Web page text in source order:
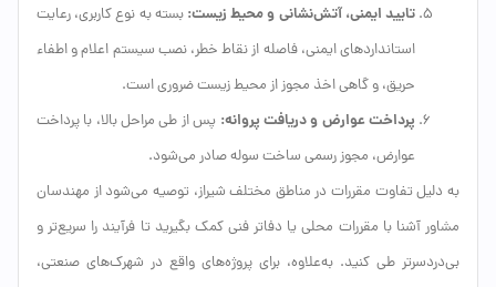
تایید ایمنی، آتش‌نشانی و محیط زیست: بسته به نوع کاربری، رعایت
استانداردهای ایمنی، فاصله از نقاط خطر، نصب سیستم اعلام و اطفاء
حریق، و گاهی اخذ مجوز از محیط زیست ضروری است.
پرداخت عوارض و دریافت پروانه: پس از طی مراحل بالا، با پرداخت
عوارض، مجوز رسمی ساخت سوله صادر می‌شود.
به دلیل تفاوت مقررات در مناطق مختلف شیراز، توصیه می‌شود از مهندسان
مشاور آشنا با مقررات محلی یا دفاتر فنی کمک بگیرید تا فرآیند را سریع‌تر و
بی‌دردسرتر طی کنید. به‌علاوه، برای پروژه‌های واقع در شهرک‌های صنعتی،